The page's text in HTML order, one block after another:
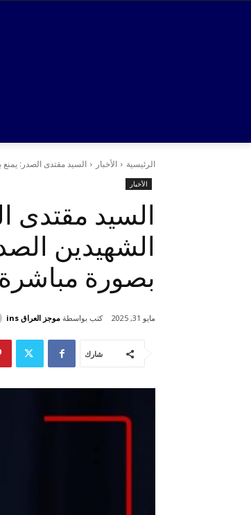
الرئيسية الأخبار السيد مقتدى الصدر:
الأخبار
السيد مقتدى
الشهيدين
بصورة
مايو 31, 2025 كتب بواسطة موجز العراق ins
شارك